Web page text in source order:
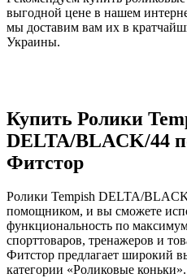
выгодной цене в нашем
мы доставим вам их в
Украины.
Купить Ролики
DELTA/BLACK/44
Фитстор
Ролики Tempish DELTA/
помощником, и вы сможете
функциональность по
спорттоваров, тренажеров и
Фитстор предлагает широкий
категории «Роликовые коньки».